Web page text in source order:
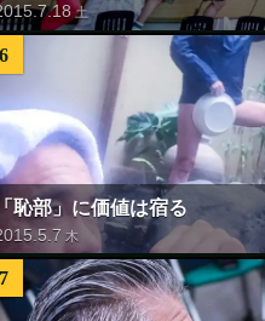
.7.18 土
6
恥部」に価値は宿る
.5 .7 木
7